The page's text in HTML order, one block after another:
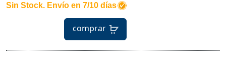
Sin Stock. Envío en 7/10 días
comprar